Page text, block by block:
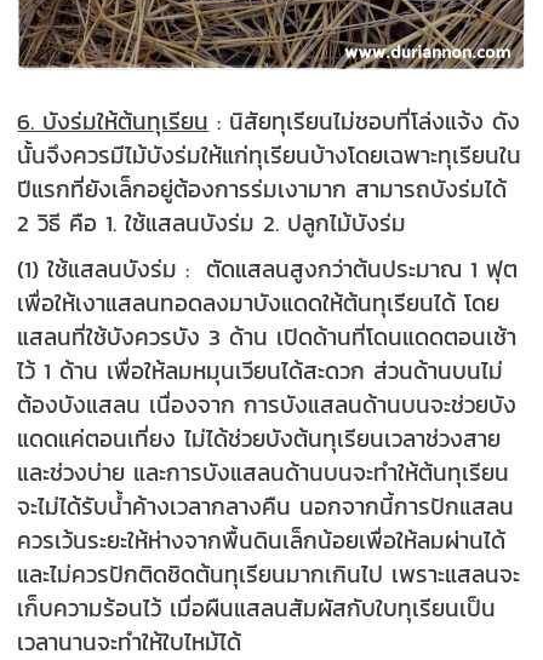
6. บังร่มให้ต้นทุเรียน : นิสัยทุเรียนไม่ชอบที่โล่งแจ้ง ดัง
นั้นจึงควรมีไม้บังร่มให้แก่ทุเรียนบ้างโดยเฉพาะทุเรียนใน
ปีแรกที่ยังเล็กอยู่ต้องการร่มเงามาก สามารถบังร่มได้
2 วิธี คือ 1. ใช้แสลนบังร่ม 2. ปลูกไม้บังร่ม
(1) ใช้แสลนบังร่ม : ตัดแสลนสูงกว่าต้นประมาณ 1 ฟุต
เพื่อให้เงาแสลนทอดลงมาบังแดดให้ต้นทุเรียนได้ โดย
แสลนที่ใช้บังควรบัง 3 ด้าน เปิดด้านที่โดนแดดตอนเช้า
ไว้ 1 ด้าน เพื่อให้ลมหมุนเวียนได้สะดวก ส่วนด้านบนไม่
ต้องบังแสลน เนื่องจาก การบังแสลนด้านบนจะช่วยบัง
แดดแค่ตอนเที่ยง ไม่ได้ช่วยบังต้นทุเรียนเวลาช่วงสาย
และช่วงบ่าย และการบังแสลนด้านบนจะทำให้ต้นทุเรียน
จะไม่ได้รับน้ำค้างเวลากลางคืน นอกจากนี้การปักแสลน
ควรเว้นระยะให้ห่างจากพื้นดินเล็กน้อยเพื่อให้ลมผ่านได้
และไม่ควรปักติดชิดต้นทุเรียนมากเกินไป เพราะแสลนจะ
เก็บความร้อนไว้ เมื่อผืนแสลนสัมผัสกับใบทุเรียนเป็น
เวลานานจะทำให้ใบไหม้ได้